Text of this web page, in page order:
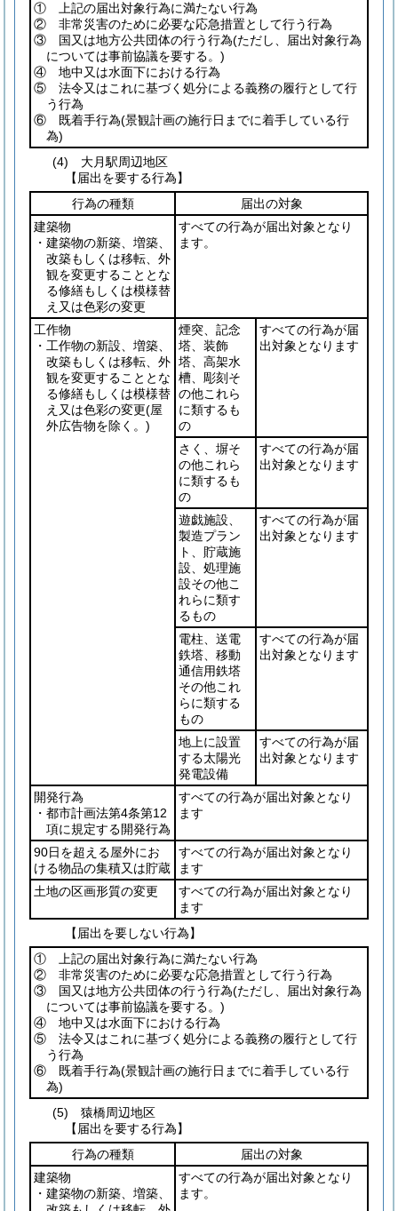
① 上記の届出対象行為に満たない行為
② 非常災害のために必要な応急措置として行う行為
③ 国又は地方公共団体の行う行為(ただし、届出対象行為
については事前協議を要する。)
④ 地中又は水面下における行為
⑤ 法令又はこれに基づく処分による義務の履行として行
う行為
⑥ 既着手行為(景観計画の施行日までに着手している行
為)
(4) 大月駅周辺地区
【届出を要する行為】
行為の種類
届出の対象
建築物
・建築物の新築、増築、
改築もしくは移転、外
観を変更することとな
る修繕もしくは模様替
え又は色彩の変更
すべての行為が届出対象となり
ます。
工作物
・工作物の新設、増築、
改築もしくは移転、外
観を変更することとな
る修繕もしくは模様替
え又は色彩の変更(屋
外広告物を除く。)
煙突、記念
塔、装飾
塔、高架水
槽、彫刻そ
の他これら
に類するも
の
すべての行為が届
出対象となります
さく、塀そ
の他これら
に類するも
の
すべての行為が届
出対象となります
遊戯施設、
製造プラン
ト、貯蔵施
設、処理施
設その他こ
れらに類す
るもの
すべての行為が届
出対象となります
電柱、送電
鉄塔、移動
通信用鉄塔
その他これ
らに類する
もの
すべての行為が届
出対象となります
地上に設置
する太陽光
発電設備
すべての行為が届
出対象となります
開発行為
・都市計画法第4条第12
項に規定する開発行為
すべての行為が届出対象となり
ます
90日を超える屋外にお
ける物品の集積又は貯蔵
すべての行為が届出対象となり
ます
土地の区画形質の変更
すべての行為が届出対象となり
ます
【届出を要しない行為】
① 上記の届出対象行為に満たない行為
② 非常災害のために必要な応急措置として行う行為
③ 国又は地方公共団体の行う行為(ただし、届出対象行為
については事前協議を要する。)
④ 地中又は水面下における行為
⑤ 法令又はこれに基づく処分による義務の履行として行
う行為
⑥ 既着手行為(景観計画の施行日までに着手している行
為)
(5) 猿橋周辺地区
【届出を要する行為】
行為の種類
届出の対象
建築物
・建築物の新築、増築、
すべての行為が届出対象となり
ます。